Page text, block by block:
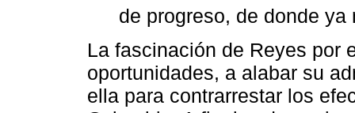
de progreso, de donde ya
La fascinación de Reyes por
oportunidades, a alabar su
ella para contrarrestar los